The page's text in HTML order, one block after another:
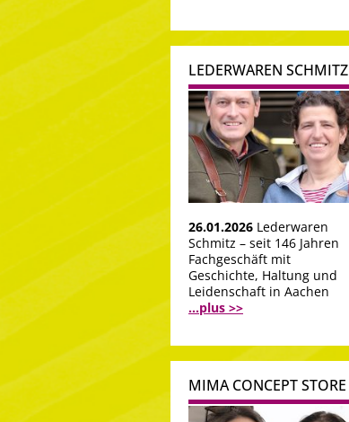
LEDERWAREN SCHMITZ
26.01.2026 Lederwaren
Schmitz – seit 146 Jahren
Fachgeschäft mit
Geschichte, Haltung und
Leidenschaft in Aachen
...plus >>
MIMA CONCEPT STORE